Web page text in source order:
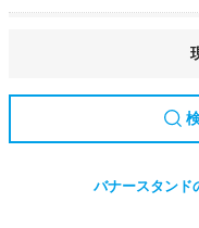
バナースタンド